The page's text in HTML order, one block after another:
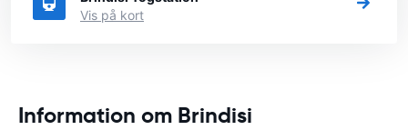
Vis på kort
Information om Brindisi